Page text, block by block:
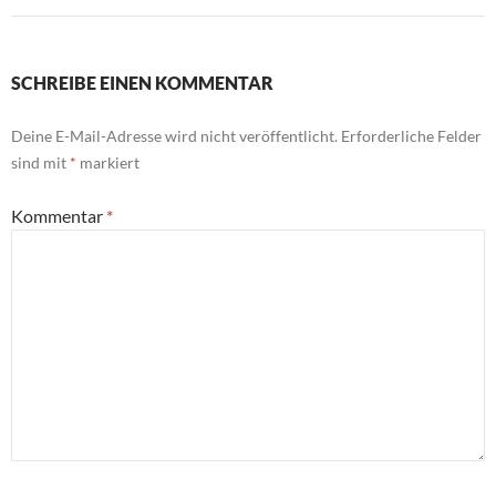
SCHREIBE EINEN KOMMENTAR
Deine E-Mail-Adresse wird nicht veröffentlicht. Erforderliche Felder
sind mit * markiert
Kommentar *